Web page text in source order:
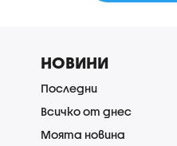
НОВИНИ
Последни
Всичко от днес
Моята новина